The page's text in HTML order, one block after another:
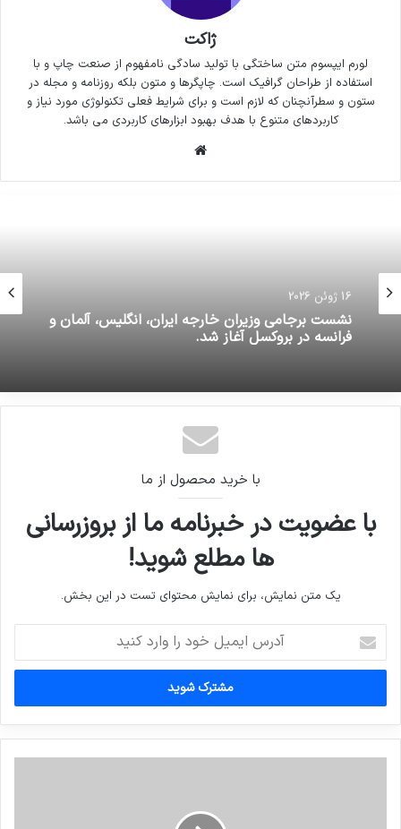
ژاکت
لورم ایپسوم متن ساختگی با تولید سادگی نامفهوم از صنعت چاپ و با
استفاده از طراحان گرافیک است. چاپگرها و متون بلکه روزنامه و مجله در
ستون و سطرآنچنان که لازم است و برای شرایط فعلی تکنولوژی مورد نیاز و
کاربردهای متنوع با هدف بهبود ابزارهای کاربردی می باشد.
16 ژوئن 2026
نشست برجامی وزيران خارجه ایران، انگلیس، آلمان و
فرانسه در بروکسل آغاز شد.
با خرید محصول از ما
با عضویت در خبرنامه ما از بروزرسانی
ها مطلع شوید!
یک متن نمایش، برای نمایش محتوای تست در این بخش.
ایمیل
خود
وارد
کنید